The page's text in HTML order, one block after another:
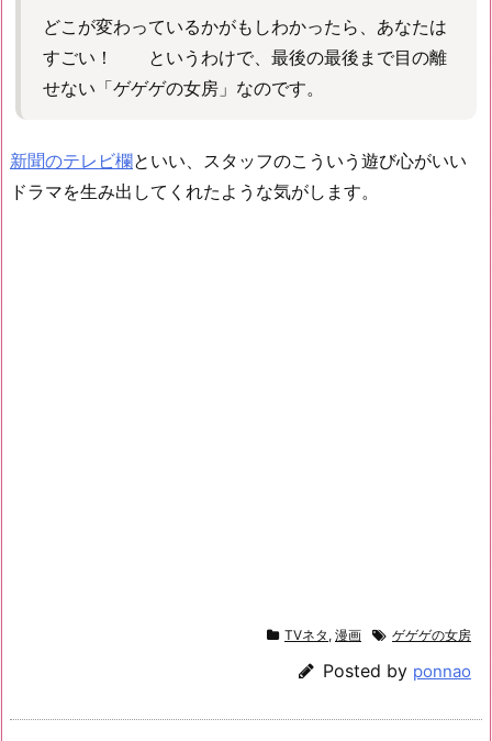
どこが変わっているかがもしわかったら、あなたは
すごい！ というわけで、最後の最後まで目の離
せない「ゲゲゲの女房」なのです。
新聞のテレビ欄といい、スタッフのこういう遊び心がいい
ドラマを生み出してくれたような気がします。
TVネタ , 漫画 ゲゲゲの女房
Posted by ponnao